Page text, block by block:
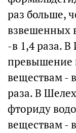
раз больше,
взвешенных
-в 1,4 раза.
превышение
веществам -
раза. В
фториду
веществам -